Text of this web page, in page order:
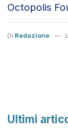
Octopolis
Di Redazione
Ultimi